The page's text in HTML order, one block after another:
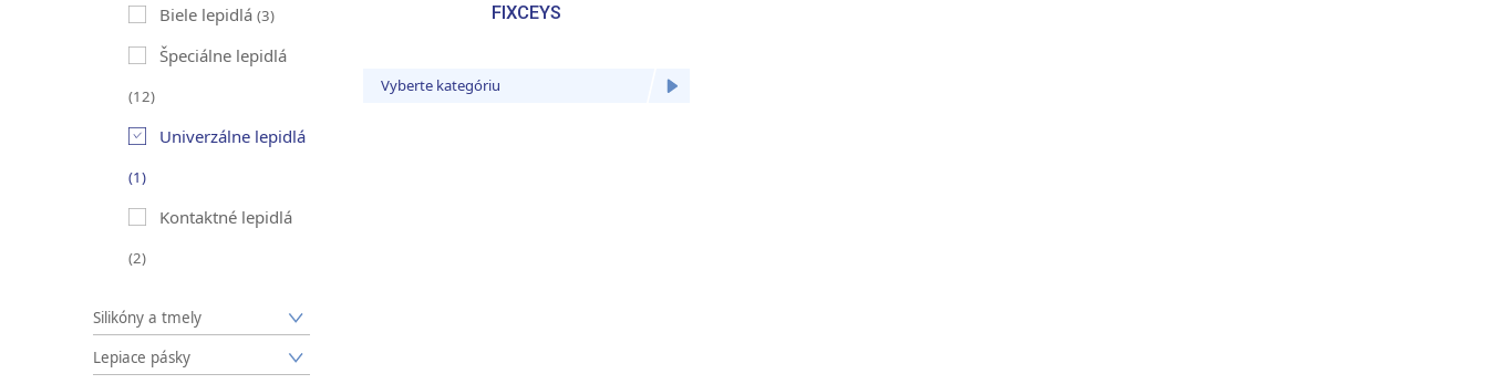
FIXCEYS
Vyberte kategóriu
Biele lepidlá (3)
Špeciálne lepidlá
(12)
Univerzálne lepidlá
(1)
Kontaktné lepidlá
(2)
Silikóny a tmely
Lepiace pásky